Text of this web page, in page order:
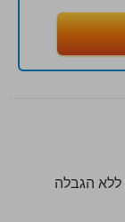
ללא הגבלה